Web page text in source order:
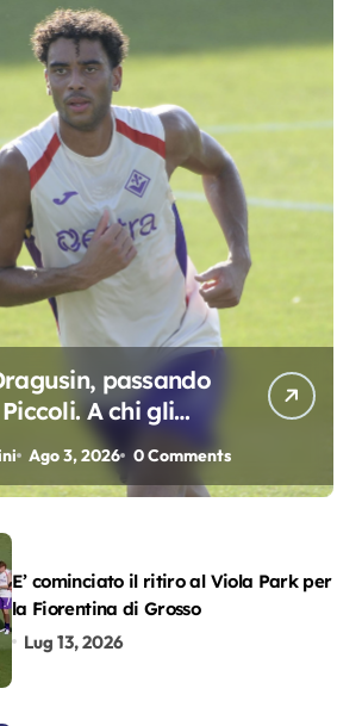
passando
A chi gli
Ago 3, 2026 0 Comments
E’ cominciato il ritiro al Viola Park per
la Fiorentina di Grosso
Lug 13, 2026